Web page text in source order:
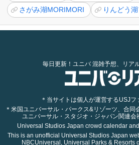
さがみ湖MORIMORI
りんどう
毎日更新！ユニバ 混雑予想、リア
＊当サイトは個人が運営するUSJフ
＊米国ユニバーサル・パークス&リゾーツ、合
ユニバーサル・スタジオ・ジャパン関連会
Universal Studios Japan crowd calendar
This is an unofficial Universal Studios Japan
NBCUniversal, Universal Parks & Resorts